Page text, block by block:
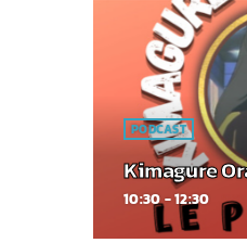
PODCAST
Kimagure
10:30 - 12:30